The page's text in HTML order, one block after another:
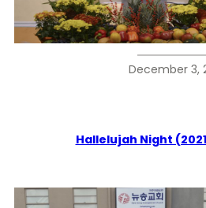
December 3,
Hallelujah Night (2021